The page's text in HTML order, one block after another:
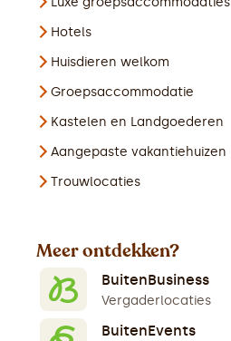
Hotels
Huisdieren welkom
Groepsaccommodatie
Kastelen en Landgoederen
Aangepaste vakantiehuizen
Trouwlocaties
Meer ontdekken?
BuitenBusiness
Vergaderlocaties
BuitenEvents